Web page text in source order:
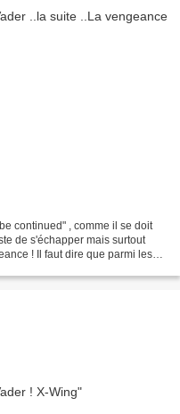
continued" , comme il se doit
de s'échapper mais surtout
! Il faut dire que parmi les